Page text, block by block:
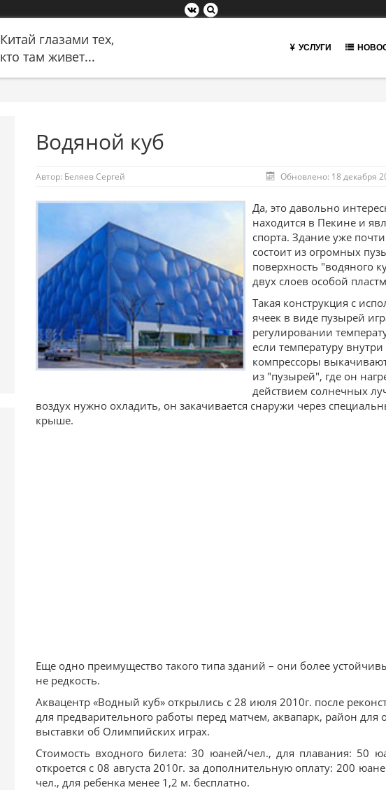
Китай глазами тех,
кто там живет...
УСЛУГИ
Водяной куб
Автор: Беляев Сергей Обновлено: 18 декабря
Да, это давольно
находится в Пекине и
спорта. Здание уже
состоит из огромных
поверхность "водяного
двух слоев особой
Такая конструкция с
ячеек в виде пузырей
регулировании
если температуру
компрессоры
из "пузырей", где он
действием солнечных
воздух нужно охладить, он закачивается снаружи через
крыше.
Еще одно преимущество такого типа зданий – они более
не редкость.
Аквацентр «Водный куб» открылись с 28 июля 2010г. после
для предварительного работы перед матчем, аквапарк, район
выставки об Олимпийских играх.
Стоимость входного билета: 30 юаней/чел., для плавания: 50
откроется с 08 августа 2010г. за дополнительную оплату: 200
чел., для ребенка менее 1,2 м. бесплатно.